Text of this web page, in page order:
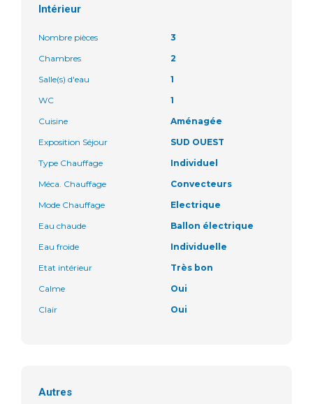
Intérieur
Nombre pièces
3
Chambres
2
Salle(s) d'eau
1
WC
1
Cuisine
Aménagée
Exposition Séjour
SUD OUEST
Type Chauffage
Individuel
Méca. Chauffage
Convecteurs
Mode Chauffage
Electrique
Eau chaude
Ballon électrique
Eau froide
Individuelle
Etat intérieur
Très bon
Calme
Oui
Clair
Oui
Autres